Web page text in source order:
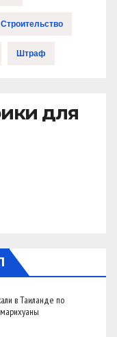
Строительство
Штраф
для
в Таиланде по